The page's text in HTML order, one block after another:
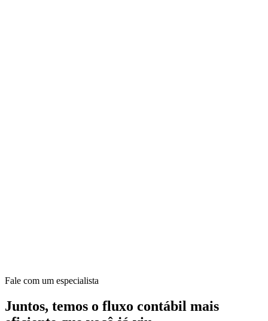
Fale com um especialista
Juntos, temos o fluxo contábil mais